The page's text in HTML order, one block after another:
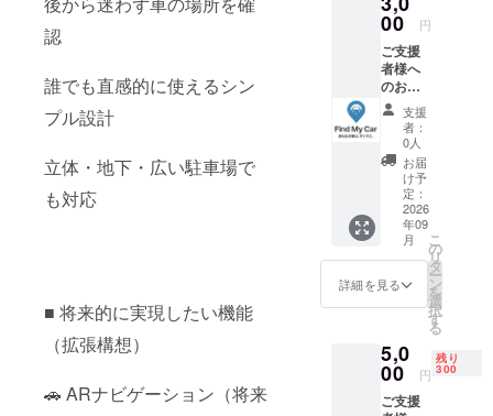
認
誰でも直感的に使えるシン
プル設計
立体・地下・広い駐車場で
も対応
■ 将来的に実現したい機能
（拡張構想）
🚗 ARナビゲーション（将来
00 円
ご支援
者様へ
のお返
し 本プ
ロジェ
クトを
ご支援
いただ
いた皆
さま
へ、感
謝の気
持ちを
込めて
以下の
お返し
意しま
した。
開発段
階のプ
支援
者：
0人
お届
け予
定：
2026
年09
月
詳細を見る
こ
の
リ
タ
ー
ン
を
選
択
す
る
5,0
00 円
残り
300
ご支援